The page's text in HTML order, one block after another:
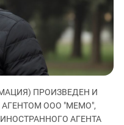
ЗА ПАЛЕСТИНУ
В ЧЕЧНЕ
АКТИВИСТОВ
И ПРОТЕСТЫ
ПРОИЗВЕДЕН И
ООО "МЕМО",
АГЕНТА